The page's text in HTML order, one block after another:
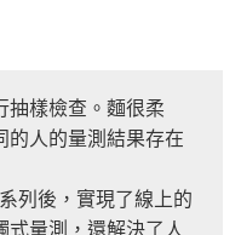
抽樣檢查。麵很柔
的人的量測結果存在
列後，實現了線上的
量測，還解決了人